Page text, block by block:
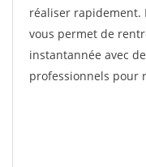
réaliser rapidement.
vous permet de
instantannée avec
professionnels pour